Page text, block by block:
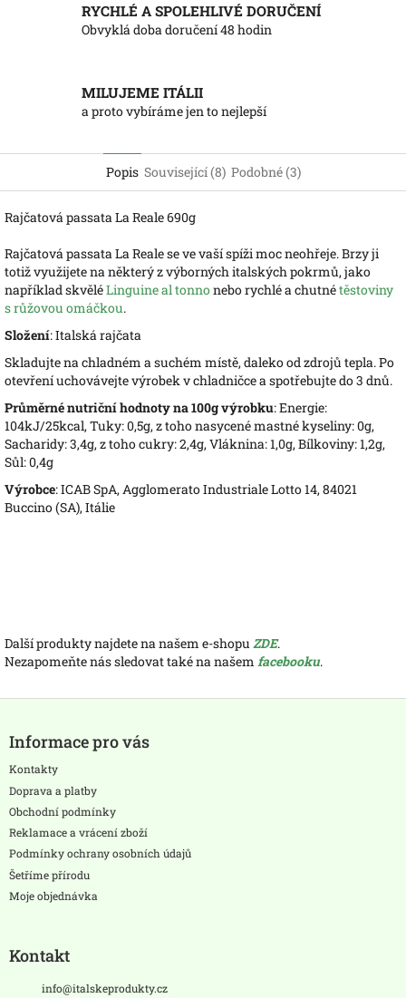
RYCHLÉ A SPOLEHLIVÉ DORUČENÍ
Obvyklá doba doručení 48 hodin
MILUJEME ITÁLII
a proto vybíráme jen to nejlepší
Popis Související (8) Podobné (3)
Rajčatová passata La Reale 690g
Rajčatová passata La Reale se ve vaší spíži moc neohřeje. Brzy ji
totiž využijete na některý z výborných italských pokrmů, jako
například skvěléLinguine al tonnonebo rychlé a chutnétěstoviny
s růžovou omáčkou.
Složení: Italská rajčata
Skladujte na chladném a suchém místě, daleko od zdrojů tepla. Po
otevření uchovávejte výrobek v chladničce a spotřebujte do 3 dnů.
Průměrné nutriční hodnoty na 100g výrobku: Energie:
104kJ/25kcal, Tuky: 0,5g, z toho nasycené mastné kyseliny: 0g,
Sacharidy: 3,4g, z toho cukry: 2,4g, Vláknina: 1,0g, Bílkoviny: 1,2g,
Sůl: 0,4g
Výrobce: ICAB SpA, Agglomerato Industriale Lotto 14, 84021
Buccino (SA), Itálie
Další produkty najdete na našem e-shopu ZDE.
Nezapomeňte nás sledovat také na našem facebooku.
pInformace pro vás
Kontakty
Doprava a platby
Obchodní podmínky
Reklamace a vrácení zboží
Podmínky ochrany osobních údajů
Šetříme přírodu
Moje objednávka
Kontakt
info@italskeprodukty.cz